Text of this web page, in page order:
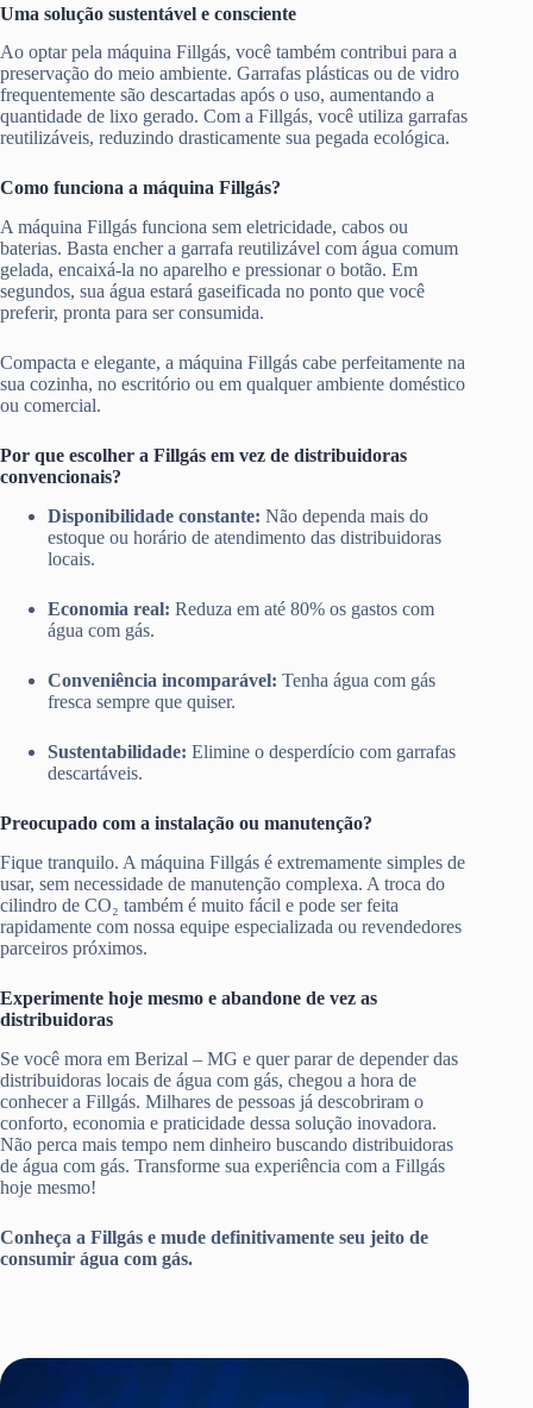
Uma solução sustentável e consciente
Ao optar pela máquina Fillgás, você também contribui para a
preservação do meio ambiente. Garrafas plásticas ou de vidro
frequentemente são descartadas após o uso, aumentando a
quantidade de lixo gerado. Com a Fillgás, você utiliza garrafas
reutilizáveis, reduzindo drasticamente sua pegada ecológica.
Como funciona a máquina Fillgás?
A máquina Fillgás funciona sem eletricidade, cabos ou
baterias. Basta encher a garrafa reutilizável com água comum
gelada, encaixá-la no aparelho e pressionar o botão. Em
segundos, sua água estará gaseificada no ponto que você
preferir, pronta para ser consumida.
Compacta e elegante, a máquina Fillgás cabe perfeitamente na
sua cozinha, no escritório ou em qualquer ambiente doméstico
ou comercial.
Por que escolher a Fillgás em vez de distribuidoras
convencionais?
Disponibilidade constante: Não dependa mais do
estoque ou horário de atendimento das distribuidoras
locais.
Economia real: Reduza em até 80% os gastos com
água com gás.
Conveniência incomparável: Tenha água com gás
fresca sempre que quiser.
Sustentabilidade: Elimine o desperdício com garrafas
descartáveis.
Preocupado com a instalação ou manutenção?
Fique tranquilo. A máquina Fillgás é extremamente simples de
usar, sem necessidade de manutenção complexa. A troca do
cilindro de CO₂ também é muito fácil e pode ser feita
rapidamente com nossa equipe especializada ou revendedores
parceiros próximos.
Experimente hoje mesmo e abandone de vez as
distribuidoras
Se você mora em Berizal – MG e quer parar de depender das
distribuidoras locais de água com gás, chegou a hora de
conhecer a Fillgás. Milhares de pessoas já descobriram o
conforto, economia e praticidade dessa solução inovadora.
Não perca mais tempo nem dinheiro buscando distribuidoras
de água com gás. Transforme sua experiência com a Fillgás
hoje mesmo!
Conheça a Fillgás e mude definitivamente seu jeito de
consumir água com gás.